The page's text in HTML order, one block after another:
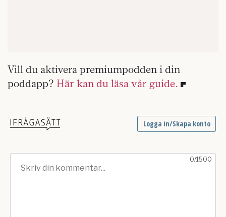
Vill du aktivera premiumpodden i din
poddapp? Här kan du läsa vår guide.